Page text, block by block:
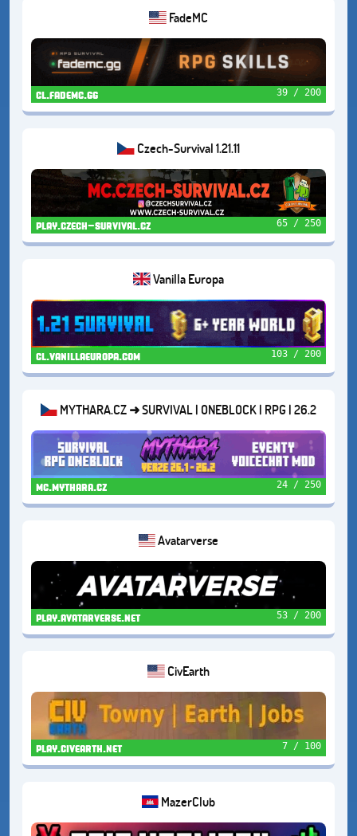
FadeMC
cl.fademc.gg 39 / 200
Czech-Survival 1.21.11
play.czech-survival.cz 65 / 250
Vanilla Europa
cl.vanillaeuropa.com 103 / 200
MYTHARA.CZ ➜ SURVIVAL | ONEBLOCK | RPG | 26.2
mc.mythara.cz 24 / 250
Avatarverse
play.avatarverse.net 53 / 200
CivEarth
play.civearth.net 7 / 100
MazerClub